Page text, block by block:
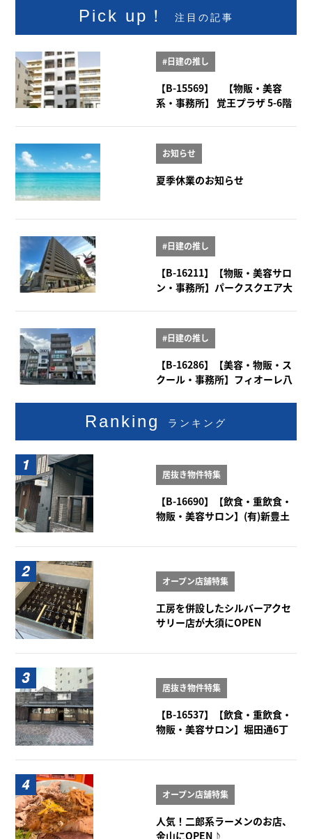
Pick up！ 注目の記事
#日建の推し
【B-15569】 【物販・美容
系・事務所】 覚王プラザ 5-6階
お知らせ
夏季休業のお知らせ
#日建の推し
【B-16211】【物販・美容サロ
ン・事務所】パークスクエア大
#日建の推し
【B-16286】【美容・物販・ス
クール・事務所】フィオーレ八
Ranking ランキング
居抜き物件特集
【B-16690】【飲食・重飲食・
物販・美容サロン】(有)新豊土
オープン店舗特集
工房を併設したシルバーアクセ
サリー店が大須にOPEN
居抜き物件特集
【B-16537】【飲食・重飲食・
物販・美容サロン】堀田通6丁
オープン店舗特集
人気！二郎系ラーメンのお店、
金山にOPEN♪